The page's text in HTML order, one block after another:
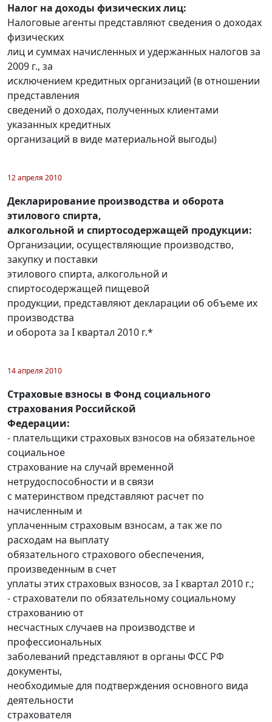
Налог на доходы физических лиц:
Налоговые агенты представляют сведения о доходах
физических
лиц и суммах начисленных и удержанных налогов за
2009 г., за
исключением кредитных организаций (в отношении
представления
сведений о доходах, полученных клиентами
указанных кредитных
организаций в виде материальной выгоды)
12 апреля 2010
Декларирование производства и оборота
этилового спирта,
алкогольной и спиртосодержащей продукции:
Организации, осуществляющие производство,
закупку и поставки
этилового спирта, алкогольной и
спиртосодержащей пищевой
продукции, представляют декларации об объеме их
производства
и оборота за I квартал 2010 г.*
14 апреля 2010
Страховые взносы в Фонд социального
страхования Российской
Федерации:
- плательщики страховых взносов на обязательное
социальное
страхование на случай временной
нетрудоспособности и в связи
с материнством представляют расчет по
начисленным и
уплаченным страховым взносам, а так же по
расходам на выплату
обязательного страхового обеспечения,
произведенным в счет
уплаты этих страховых взносов, за I квартал 2010 г.;
- страхователи по обязательному социальному
страхованию от
несчастных случаев на производстве и
профессиональных
заболеваний представляют в органы ФСС РФ
документы,
необходимые для подтверждения основного вида
деятельности
страхователя